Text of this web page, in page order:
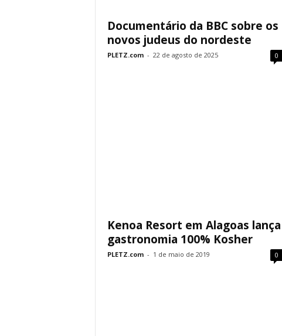
Documentário da BBC sobre os
novos judeus do nordeste
PLETZ.com - 22 de agosto de 2025 0
Kenoa Resort em Alagoas lança
gastronomia 100% Kosher
PLETZ.com - 1 de maio de 2019 0